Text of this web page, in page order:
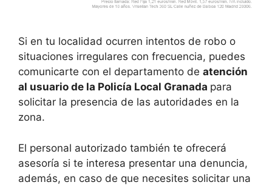
Si en tu localidad ocurren intentos de robo o
situaciones irregulares con frecuencia, puedes
comunicarte con el departamento de atención
al usuario de la Policía Local Granada para
solicitar la presencia de las autoridades en la
zona.
El personal autorizado también te ofrecerá
asesoría si te interesa presentar una denuncia,
además, en caso de que necesites solicitar una